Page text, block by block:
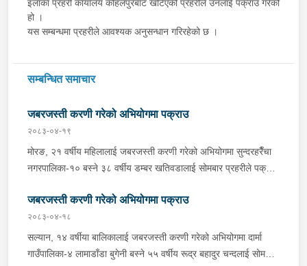
इलाका प्रहरी कार्यालय कोहलपुरबाट खटिएको प्रहरीले उनलाई पक्राउ गरेको
हो ।
यस सम्बन्धमा प्रहरीले आवश्यक अनुसन्धान गरिरहेको छ ।
सम्बन्धित समाचार
जबरजस्ती करणी गरेको अभियोगमा पक्राउ
२०८३-०४-१९
मोरङ, २१ वर्षीय महिलालाई जबरजस्ती करणी गरेको अभियोगमा सुन्दरहरैँचा
नगरपालिका-१० बस्ने ३८ वर्षीय डम्बर खतिवडालाई सोमबार प्रहरीले पक्राउ
आधारमा इलाका प्रहरी कार्यालय बेलबारीबाट खटिएको प्रहरीले उनलाई
पक्राउ गरेको हो । साथै प्रहरीले उक्त घटनामा संलग्न अन्य २ जनालाई
नियन्त्रणमा लिएको छ । यस सम्बन्धमा प्रहरीले आवश्यक अनुसन्धान
गरिरहेको छ ।
जबरजस्ती करणी गरेको अभियोगमा पक्राउ
२०८३-०४-१८
सल्यान, १४ वर्षीया बालिकालाई जबरजस्ती करणी गरेको अभियोगमा दार्मा
गाउँपालिका-४ लामाडाँडा बुगेनी बस्ने ५५ वर्षीय रूद्र बहादुर चन्दलाई सोमबार